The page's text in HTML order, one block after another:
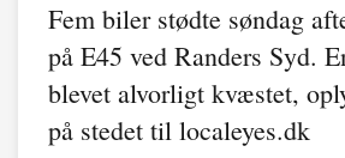
Fem biler stødte søndag
på E45 ved Randers Syd.
blevet alvorligt kvæstet,
på stedet til localeyes.dk